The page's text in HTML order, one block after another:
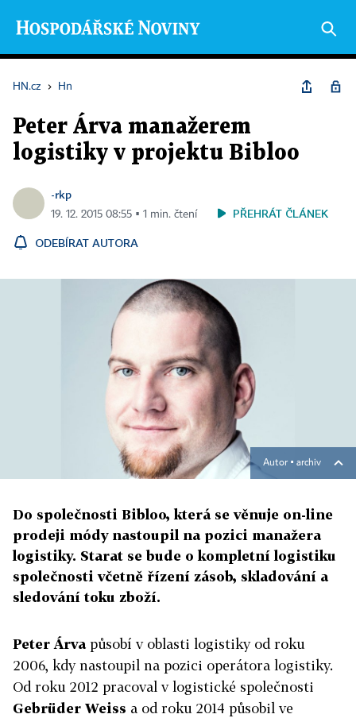
HN.cz › Hn
Peter Árva manažerem
logistiky v projektu Bibloo
-rkp
19. 12. 2015 08:55 ▪ 1 min. čtení PŘEHRÁT ČLÁNEK
ODEBÍRAT AUTORA
Autor ▪ archiv
Do společnosti Bibloo, která se věnuje on-line
prodeji módy nastoupil na pozici manažera
logistiky. Starat se bude o kompletní logistiku
společnosti včetně řízení zásob, skladování a
sledování toku zboží.
Peter Árvapůsobí v oblasti logistiky od roku
2006, kdy nastoupil na pozici operátora logistiky.
Od roku 2012 pracoval v logistické společnosti
Gebrüder Weiss a od roku 2014 působil ve